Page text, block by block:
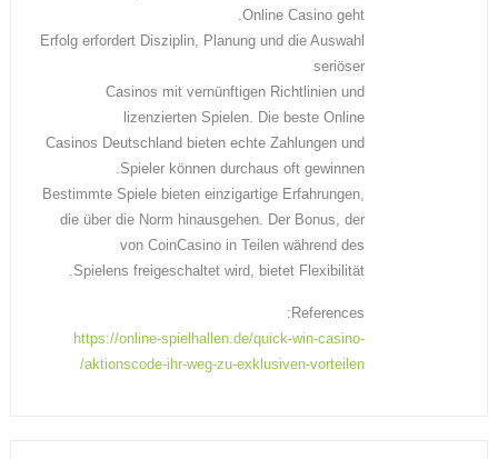
Online Casino geht.
Erfolg erfordert Disziplin, Planung und die Auswahl
seriöser
Casinos mit vernünftigen Richtlinien und
lizenzierten Spielen. Die beste Online
Casinos Deutschland bieten echte Zahlungen und
Spieler können durchaus oft gewinnen.
Bestimmte Spiele bieten einzigartige Erfahrungen,
die über die Norm hinausgehen. Der Bonus, der
von CoinCasino in Teilen während des
Spielens freigeschaltet wird, bietet Flexibilität.
References:
https://online-spielhallen.de/quick-win-casino-
aktionscode-ihr-weg-zu-exklusiven-vorteilen/